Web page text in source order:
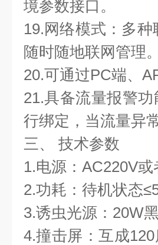
境参数接口。
19.网络模式：多
随时随地联网管理。
20.可通过PC端、
21.具备流量报警
行绑定，当流量异
三、 技术参数
1.电源：AC220V
2.功耗：待机状态
3.诱虫光源：20W
4.撞击屏：互成